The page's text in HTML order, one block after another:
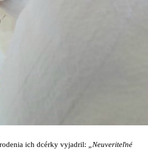
ich dcérky vyjadril:
„Neuveriteľné